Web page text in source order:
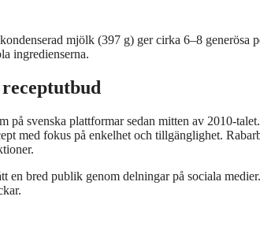
mjölk (397 g) ger cirka 6–8 generösa
ingredienserna.
på svenska plattformar sedan mitten av 2010-
med fokus på enkelhet och tillgänglighet.
en bred publik genom delningar på sociala